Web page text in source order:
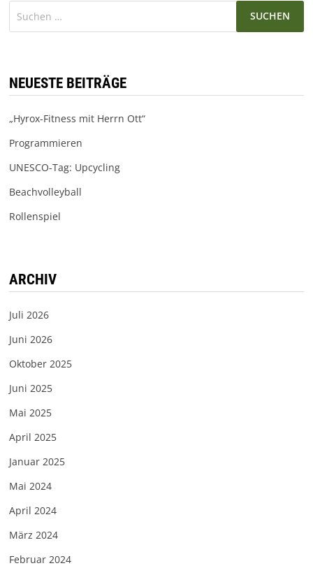
NEUESTE BEITRÄGE
„Hyrox-Fitness mit Herrn Ott“
Programmieren
UNESCO-Tag: Upcycling
Beachvolleyball
Rollenspiel
ARCHIV
Juli 2026
Juni 2026
Oktober 2025
Juni 2025
Mai 2025
April 2025
Januar 2025
Mai 2024
April 2024
März 2024
Februar 2024